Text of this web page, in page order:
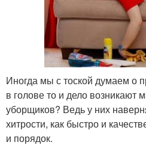
Иногда мы с тоской думаем о
в голове то и дело возникают
уборщиков? Ведь у них
хитрости, как быстро и
и порядок.